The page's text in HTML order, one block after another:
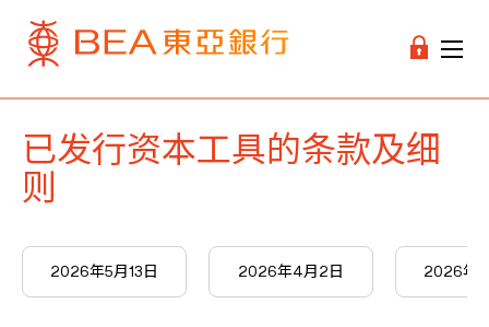
已发行资本工具的条款及细
则
2026年5月13日 2026年4月2日 2026年3